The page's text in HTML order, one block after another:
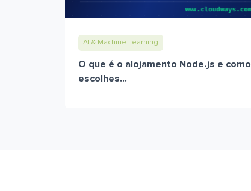
AI & Machine Learning
O que é o alojamento Node.js e como
escolhes...